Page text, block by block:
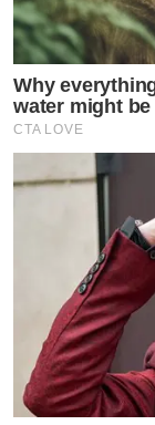
Why
water might
CTA LOVE